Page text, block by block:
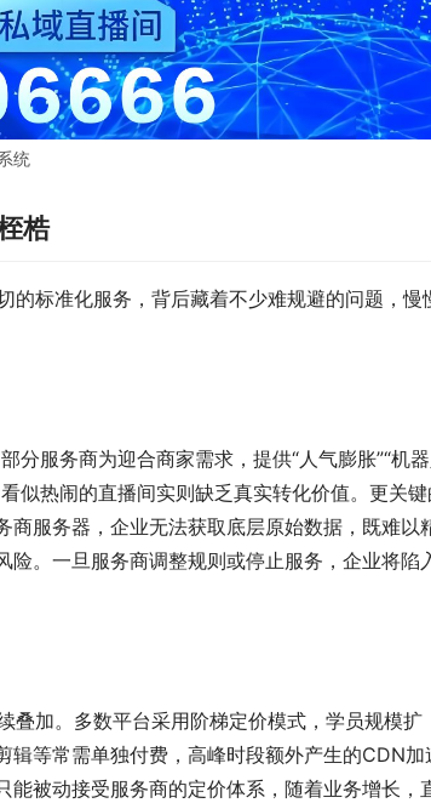
统
梏
的标准化服务，背后藏着不少难规避的问题，慢
服务商为迎合商家需求，提供“人气膨胀”“机
似热闹的直播间实则缺乏真实转化价值。更关键
服务器，企业无法获取底层原始数据，既难以
。一旦服务商调整规则或停止服务，企业将陷
叠加。多数平台采用阶梯定价模式，学员规模扩
等常需单独付费，高峰时段额外产生的CDN加
被动接受服务商的定价体系，随着业务增长，